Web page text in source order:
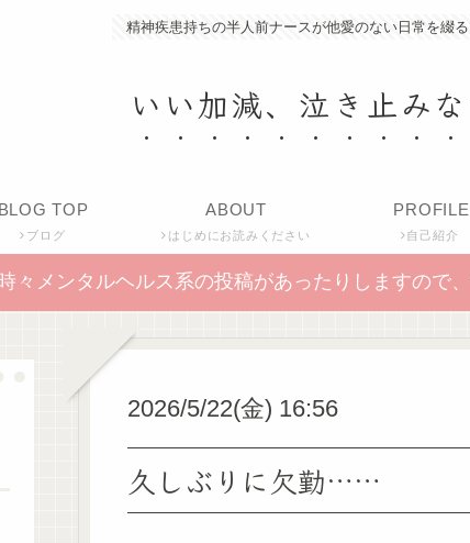
精神疾患持ちの半人前ナースが他愛のない日常を綴
いい加減、泣き止み
BLOG TOP
ブログ
ABOUT
はじめにお読みください
PROFILE
自己紹介
々メンタルヘルス系の投稿があったりしますので
2026/5/22(金) 16:56
久しぶりに欠勤……